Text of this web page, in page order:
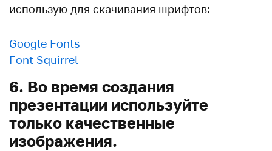
использую для скачивания шрифтов:
Google Fonts
Font Squirrel
6. Во время создания
презентации используйте
только качественные
изображения.